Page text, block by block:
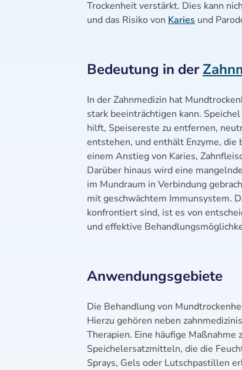
Trockenheit verstärkt. Dies kann
und das Risiko von Karies und
Bedeutung in der
In der Zahnmedizin hat
stark beeinträchtigen kann.
hilft, Speisereste zu entfernen,
entstehen, und enthält Enzyme, die
einem Anstieg von Karies,
Darüber hinaus wird eine
im Mundraum in Verbindung
mit geschwächtem Immunsystem.
konfrontiert sind, ist es von
und effektive
Anwendungsgebiete
Die Behandlung von
Hierzu gehören neben
Therapien. Eine häufige
Speichelersatzmitteln, die die
Sprays, Gels oder Lutschpastillen